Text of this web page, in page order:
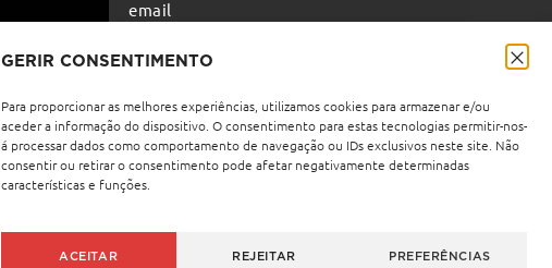
GERIR CONSENTIMENTO
Para proporcionar as melhores experiências, utilizamos cookies para armazenar e/ou
aceder a informação do dispositivo. O consentimento para estas tecnologias permitir-nos-
á processar dados como comportamento de navegação ou IDs exclusivos neste site. Não
consentir ou retirar o consentimento pode afetar negativamente determinadas
características e funções.
ACEITAR REJEITAR PREFERÊNCIAS
Li e aceito a
Precisas de ajuda?